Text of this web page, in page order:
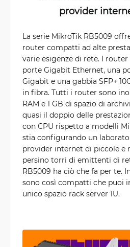
provider
La serie MikroTik RB5009
router compatti ad alte
varie esigenze di rete. I
porte Gigabit Ethernet, una
Gigabit e una gabbia SFP+
in fibra. Tutti i router sono
RAM e 1 GB di spazio di
quasi il doppio delle
con CPU rispetto a modelli
stia configurando un
provider internet di piccole e
persino torri di emittenti di
RB5009 ha ciò che fa per te.
sono così compatti che puoi
unico spazio rack server 1U.